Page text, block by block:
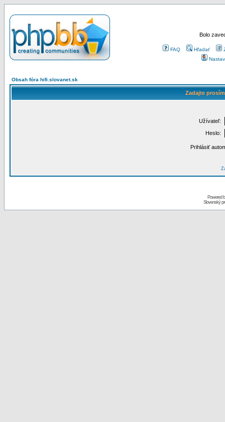
Bolo
FAQ Hľadať
Obsah fóra hifi.slovanet.sk
Zadajte
Užívateľ:
Heslo:
Prihlásiť
Powered
Slovenský